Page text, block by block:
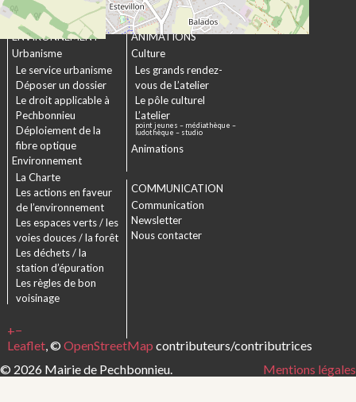
+−
Leaflet, © OpenStreetMap contributeurs/contributrices
URBANISME &
ENVIRONNEMENT
Urbanisme
Le service urbanisme
Déposer un dossier
Le droit applicable à
Pechbonnieu
Déploiement de la
fibre optique
Environnement
La Charte
Les actions en faveur
de l’environnement
Les espaces verts / les
voies douces / la forêt
Les déchets / la
station d’épuration
Les règles de bon
voisinage
CULTURE &
ANIMATIONS
Culture
Les grands rendez-
vous de L’atelier
Le pôle culturel
L’atelier
point jeunes – médiathèque –
ludothèque – studio
Animations
COMMUNICATION
Communication
Newsletter
Nous contacter
© 2026 Mairie de Pechbonnieu. Mentions légales